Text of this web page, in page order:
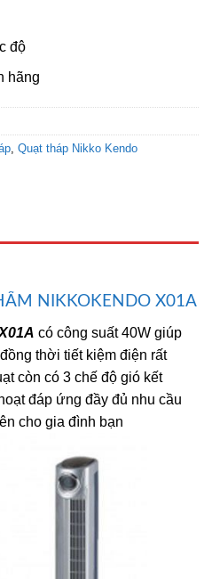
độ
hãng
, Quạt tháp Nikko Kendo
NIKKOKENDO X01A
có công suất 40W giúp
thời tiết kiệm điện rất
còn có 3 chế độ gió kết
đáp ứng đầy đủ nhu cầu
cho gia đình bạn